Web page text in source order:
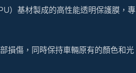
）基材製成的高性能透明保護膜，專
損傷，同時保持車輛原有的顏色和光